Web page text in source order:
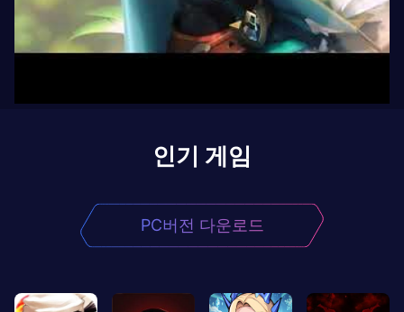
인기 게임
PC버전 다운로드